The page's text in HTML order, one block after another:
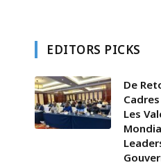
EDITORS PICKS
De
Les